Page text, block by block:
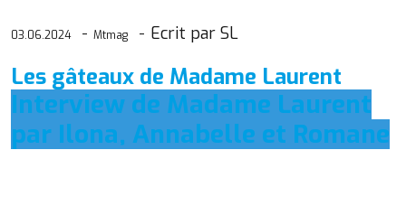
03.06.2024 Mtmag Ecrit par SL
Les gâteaux de Madame Laurent
Interview de Madame Laurent
par Ilona, Annabelle et Romane